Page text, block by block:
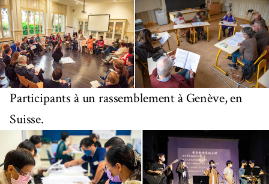
Participants à un rassemblement à Genève, en
Suisse.